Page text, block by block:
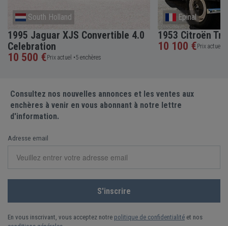
South Holland
1995 Jaguar XJS Convertible 4.0
Celebration
10 500 € Prix actuel •5 enchères
Epinal
1953 Citroën
10 100 € Prix actuel •
Consultez nos nouvelles annonces et les ventes aux
enchères à venir en vous abonnant à notre lettre
d'information.
Adresse email
En vous inscrivant, vous acceptez notre politique de confidentialité et nos